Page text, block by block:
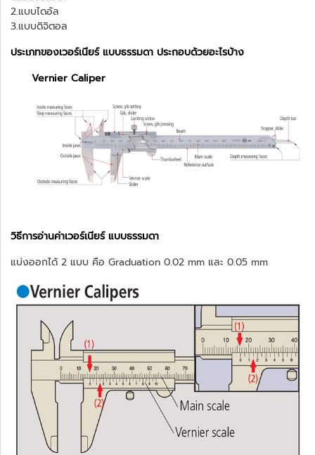
2.แบบไดอัล
3.แบบดิจิตอล
ประเภทของเวอร์เนียร์ แบบธรรมดา ประกอบด้วยอะไรบ้าง
Vernier Caliper
วิธีการอ่านค่าเวอร์เนียร์ แบบธรรมดา
แบ่งออกได้ 2 แบบ คือ Graduation 0.02 mm และ 0.05 mm